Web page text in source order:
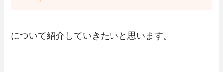
について紹介していきたいと思います。